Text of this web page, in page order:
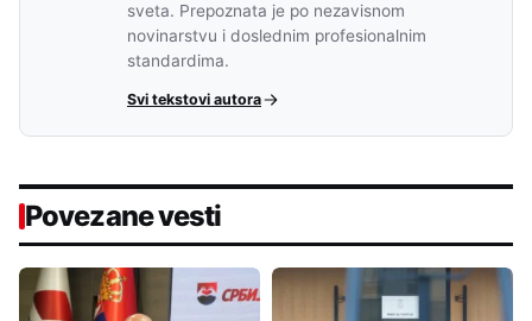
sveta. Prepoznata je po nezavisnom
novinarstvu i doslednim profesionalnim
standardima.
Svi tekstovi autora
Povezane vesti